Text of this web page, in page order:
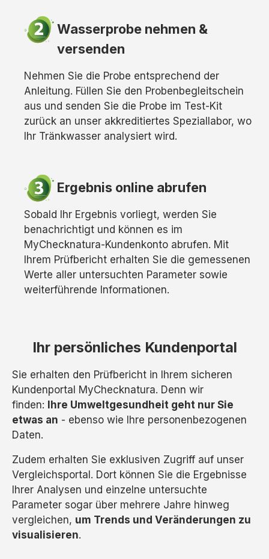
Wasserprobe nehmen &
versenden
Nehmen Sie die Probe entsprechend der
Anleitung. Füllen Sie den Probenbegleitschein
aus und senden Sie die Probe im Test-Kit
zurück an unser akkreditiertes Speziallabor, wo
Ihr Tränkwasser analysiert wird.
Ergebnis online abrufen
Sobald Ihr Ergebnis vorliegt, werden Sie
benachrichtigt und können es im
MyChecknatura-Kundenkonto abrufen. Mit
Ihrem Prüfbericht erhalten Sie die gemessenen
Werte aller untersuchten Parameter sowie
weiterführende Informationen.
Ihr persönliches Kundenportal
Sie erhalten den Prüfbericht in Ihrem sicheren
Kundenportal MyChecknatura. Denn wir
finden:
Ihre Umweltgesundheit geht nur Sie
etwas an - ebenso wie Ihre personenbezogenen
Daten.
Zudem erhalten Sie exklusiven Zugriff auf unser
Vergleichsportal. Dort können Sie die Ergebnisse
Ihrer Analysen und einzelne untersuchte
Parameter sogar über mehrere Jahre hinweg
vergleichen, um Trends und Veränderungen zu
visualisieren.